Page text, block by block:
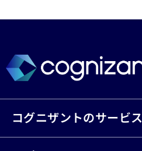
コグニザントのサービス